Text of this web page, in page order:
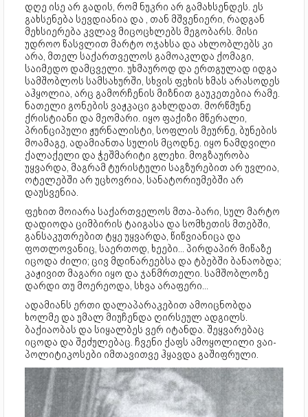
დღე ისე არ გადის, რომ ნუკრი არ გამახსენდეს. ეს
გახსენება სევდიანია და , თან მშვენიერი, რადგან
მეხსიერება კვლავ მიცოცხლებს მეგობარს. მისი
უდროო წასვლით მარტო ოჯახსა და ახლობლებს კი
არა, მთელ საქართველოს გამოაკლდა ქომაგი,
საიმედო დამცველი. უხმაუროდ და ერთგულად იდგა
სამშობლოს სამსახურში, სხვის ფეხის ხმას არასოდეს
აჰყოლია, არც გამორჩენის მიზნით გაუკეთებია რამე.
ნათელი გონების ვაჟკაცი გახლდათ. მორწმუნე
ქრისტიანი და მეომარი. იყო ფაქიზი მწერალი,
პრინციპული ჟურნალისტი, სოფლის მეურნე, ბუნების
მოამაგე, ადამიანთა სულის მცოდნე. იყო ნამდვილი
ქალაქელი და ჭეშმარიტი გლეხი. მოგზაურობა
უყვარდა, მაგრამ ტურისტული საგზურებით არ უვლია,
ოტელებში არ უცხოვრია, სანატორიუმებში არ
დაუსვენია.
ფეხით მოიარა საქართველოს მთა-ბარი, სულ მარტო
დადიოდა ციმბირის ტაიგასა და სომხეთის მთებში,
განსაკუთრებით ტყე უყვარდა, წიწვიანიცა და
ფოთლოვანიც, საერთოდ, ხეები... პირდაპირ მიწაზე
იცოდა ძილი; ცივ მდინარეებსა და ტბებში ბანაობდა;
კაჟივით მაგარი იყო და ჯანმრთელი. სამშობლოზე
დარდი თუ მოერეოდა, სხვა არაფერი...
ადამიანს ერთი დალაპარაკებით ამოიცნობდა
ხოლმე და უმალ მიუჩენდა ღირსეულ ადგილს.
ბაქიაობას და სიყალბეს ვერ იტანდა. შეყვარებაც
იცოდა და შეძულებაც. ჩვენი ქაფს ამოყოლილი ვაი-
პოლიტიკოსები იმთავითვე ჰყავდა გაშიფრული.